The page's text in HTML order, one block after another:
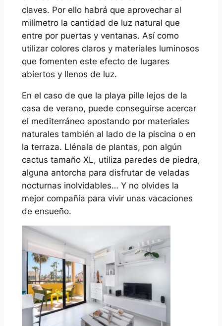
claves. Por ello habrá que aprovechar al
milímetro la cantidad de luz natural que
entre por puertas y ventanas. Así como
utilizar colores claros y materiales luminosos
que fomenten este efecto de lugares
abiertos y llenos de luz.
En el caso de que la playa pille lejos de la
casa de verano, puede conseguirse acercar
el mediterráneo apostando por materiales
naturales también al lado de la piscina o en
la terraza. Llénala de plantas, pon algún
cactus tamaño XL, utiliza paredes de piedra,
alguna antorcha para disfrutar de veladas
nocturnas inolvidables… Y no olvides la
mejor compañía para vivir unas vacaciones
de ensueño.